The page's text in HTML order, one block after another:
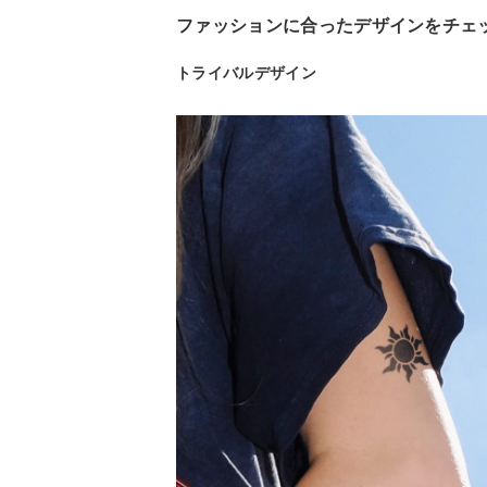
ファッションに合ったデザインをチェ
トライバルデザイン